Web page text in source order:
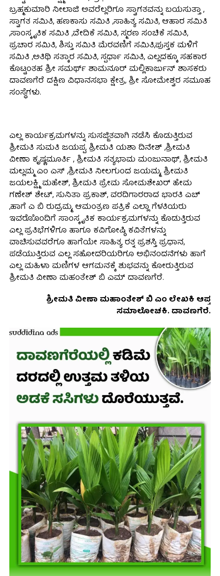
ಬ್ರಹ್ಮಕುಮಾರಿ ನೀಲಾಜಿ ಅವರೆಲ್ಲರಿಗೂ ಸ್ವಾಗತವನ್ನು ಬಯಸುತ್ತಾ ,
ಸ್ವಾಗತ ಸಮಿತಿ, ಹಣಕಾಸು ಸಮಿತಿ ,ಸಾಹಿತ್ಯ ಸಮಿತಿ, ಆಹಾರ ಸಮಿತಿ
,ಸಾಂಸ್ಕೃತಿಕ ಸಮಿತಿ ,ವೇದಿಕೆ ಸಮಿತಿ, ಸ್ಮರಣ ಸಂಚಿಕೆ ಸಮಿತಿ,
ಪ್ರಚಾರ ಸಮಿತಿ, ಶಿಸ್ತು ಸಮಿತಿ ಮೆರವಣಿಗೆ ಸಮಿತಿ,ಪುಸ್ತಕ ಮಳಿಗೆ
ಸಮಿತಿ ,ಅತಿಥಿ ಸತ್ಕಾರ ಸಮಿತಿ, ಸ್ಪರ್ಧಾ ಸಮಿತಿ, ಎಲ್ಲದಕ್ಕೂ ಸಹಕಾರ
ಕೊಟ್ಟಂತಹ ಶ್ರೀ ಸಮರ್ಥ್ ಶಾಮನೂರ್ ಮಲ್ಲಿಕಾರ್ಜುನ್ ಶಾಸಕರು
ದಾವಣಗೆರೆ ದಕ್ಷಿಣ ವಿಧಾನಸಭಾ ಕ್ಷೇತ್ರ, ಶ್ರೀ ಸೋಮೇಶ್ವರ ಸಮೂಹ
ಸಂಸ್ಥೆಗಳು.
ಎಲ್ಲ ಕಾರ್ಯಕ್ರಮಗಳನ್ನು ಸುಸಜ್ಜಿತವಾಗಿ ನಡೆಸಿ ಕೊಡುತ್ತಿರುವ
ಶ್ರೀಮತಿ ಸುಮತಿ ಜಯಪ್ಪ, ಶ್ರೀಮತಿ ಯಶಾ ದಿನೇಶ್ ,ಶ್ರೀಮತಿ
ವೀಣಾ ಕೃಷ್ಣಮೂರ್ತಿ , ಶ್ರೀಮತಿ ಸತ್ಯಭಾಮ ಮಂಜುನಾಥ್, ಶ್ರೀಮತಿ
ಮಲ್ಲಮ್ಮ ಎಂ ಎಸ್ ,ಶ್ರೀಮತಿ ನೀಲಗುಂದ ಜಯಮ್ಮ, ಶ್ರೀಮತಿ
ಜಯಲಕ್ಷ್ಮಿ ಮಹೇಶ್, ಶ್ರೀಮತಿ ಪ್ರೇಮ ಸೋಮಶೇಖರ್ ಹೇಮ
ಗಣೇಶ್ ಶೇಟ್, ಸುನಿತಾ ಪ್ರಕಾಶ್, ವರದಿಗಾರರಾದ ಭಾರತಿ ಎಚ್
,ಹಾಗೆ ಎ ಬಿ ರುದ್ರಮ್ಮ, ಆಮಂತ್ರಣ ಪತ್ರಿಕೆ ಎಲ್ಲಾ ಗೆಳತಿಯರು
ಇವರೊೊಂದಿಗೆ ಸಾಂಸ್ಕೃತಿಕ ಕಾರ್ಯಕ್ರಮಗಳನ್ನು ಕೊಡುತ್ತಿರುವ
ಎಲ್ಲ ಪ್ರತಿಭೆಗಳಿಗೂ ಹಾಗೂ ಕವಿಗೋಷ್ಠಿ ಕವಿತೆಗಳನ್ನು
ವಾಚಿಸುವವರೆಗೂ ಹಾಗೆಯೇ ಸಾಹಿತ್ಯ ರತ್ನ ಪ್ರಶಸ್ತಿ ಪ್ರಧಾನ,
ಪಡೆಯುತ್ತಿರುವ ಎಲ್ಲ ಸಹೋದರಿಯರಿಗೂ ಅಭಿನಂದನೆಗಳು ಹಾಗೆ
ಎಲ್ಲ ಮಹಿಳಾ ಮಣಿಗಳ ಆಗಮನಕ್ಕೆ ಶುಭವನ್ನು ಕೋರುತ್ತಿರುವ
ಶ್ರೀಮತಿ ವೀಣಾ ಮಹಂತೇಶ್ ಬಿ ಎಮ್ ದಾವಣಗೆರೆ.
ಶ್ರೀಮತಿ ವೀಣಾ ಮಹಾಂತೇಶ್ ಬಿ ಎಂ ಲೇಖಕಿ ಆಪ್ತ
ಸಮಾಲೋಚಕಿ. ದಾವಣಗೆರೆ.